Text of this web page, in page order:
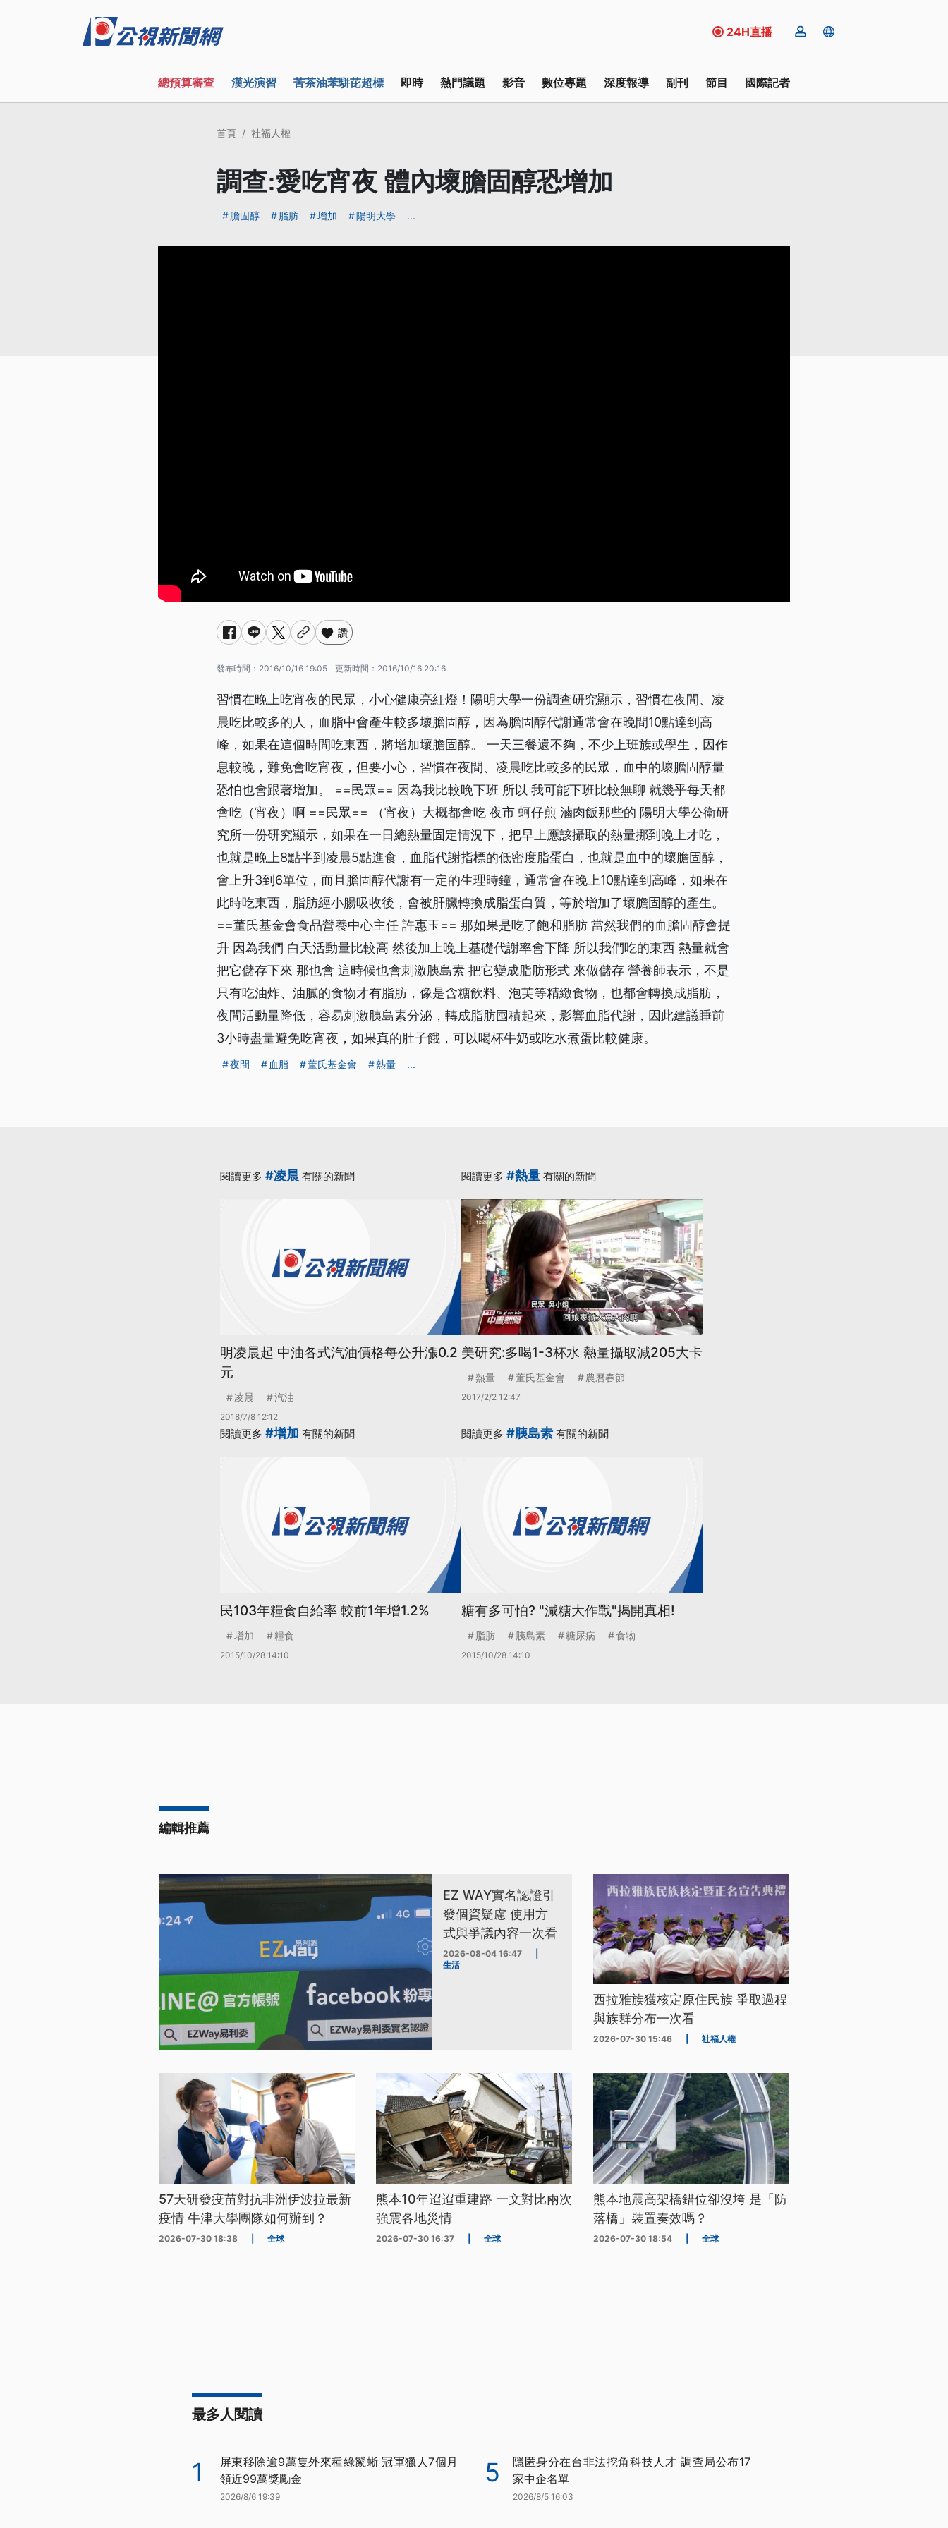
24H直播
總預算審查 漢光演習 苦茶油苯駢芘超標 即時 熱門議題 影音 數位專題 深度報導 副刊 節目 國際記者
首頁 社福人權
調查:愛吃宵夜 體內壞膽固醇恐增加
膽固醇 脂肪 增加 陽明大學 ...
讚
發布時間： 2016/10/16 19:05 更新時間： 2016/10/16 20:16
習慣在晚上吃宵夜的民眾，小心健康亮紅燈！陽明大學一份調查研究顯示，習慣在夜間、凌
晨吃比較多的人，血脂中會產生較多壞膽固醇，因為膽固醇代謝通常會在晚間10點達到高
峰，如果在這個時間吃東西，將增加壞膽固醇。 一天三餐還不夠，不少上班族或學生，因作
息較晚，難免會吃宵夜，但要小心，習慣在夜間、凌晨吃比較多的民眾，血中的壞膽固醇量
恐怕也會跟著增加。 ==民眾== 因為我比較晚下班 所以 我可能下班比較無聊 就幾乎每天都
會吃（宵夜）啊 ==民眾== （宵夜）大概都會吃 夜市 蚵仔煎 滷肉飯那些的 陽明大學公衛研
究所一份研究顯示，如果在一日總熱量固定情況下，把早上應該攝取的熱量挪到晚上才吃，
也就是晚上8點半到凌晨5點進食，血脂代謝指標的低密度脂蛋白，也就是血中的壞膽固醇，
會上升3到6單位，而且膽固醇代謝有一定的生理時鐘，通常會在晚上10點達到高峰，如果在
此時吃東西，脂肪經小腸吸收後，會被肝臟轉換成脂蛋白質，等於增加了壞膽固醇的產生。
==董氏基金會食品營養中心主任 許惠玉== 那如果是吃了飽和脂肪 當然我們的血膽固醇會提
升 因為我們 白天活動量比較高 然後加上晚上基礎代謝率會下降 所以我們吃的東西 熱量就會
把它儲存下來 那也會 這時候也會刺激胰島素 把它變成脂肪形式 來做儲存 營養師表示，不是
只有吃油炸、油膩的食物才有脂肪，像是含糖飲料、泡芙等精緻食物，也都會轉換成脂肪，
夜間活動量降低，容易刺激胰島素分泌，轉成脂肪囤積起來，影響血脂代謝，因此建議睡前
3小時盡量避免吃宵夜，如果真的肚子餓，可以喝杯牛奶或吃水煮蛋比較健康。
夜間 血脂 董氏基金會 熱量 ...
閱讀更多 #凌晨 有關的新聞
明凌晨起 中油各式汽油價格每公升漲0.2
元
凌晨 汽油
2018/7/8 12:12
閱讀更多 #熱量 有關的新聞
美研究:多喝1-3杯水 熱量攝取減205大卡
熱量 董氏基金會 農曆春節
2017/2/2 12:47
閱讀更多 #增加 有關的新聞
民103年糧食自給率 較前1年增1.2%
增加 糧食
2015/10/28 14:10
閱讀更多 #胰島素 有關的新聞
糖有多可怕? "減糖大作戰"揭開真相!
脂肪 胰島素 糖尿病 食物
2015/10/28 14:10
編輯推薦
EZ WAY實名認證引
發個資疑慮 使用方
式與爭議內容一次看
2026-08-04 16:47
生活
西拉雅族獲核定原住民族 爭取過程
與族群分布一次看
2026-07-30 15:46 社福人權
57天研發疫苗對抗非洲伊波拉最新
疫情 牛津大學團隊如何辦到？
2026-07-30 18:38 全球
熊本10年迢迢重建路 一文對比兩次
強震各地災情
2026-07-30 16:37 全球
熊本地震高架橋錯位卻沒垮 是「防
落橋」裝置奏效嗎？
2026-07-30 18:54 全球
最多人閱讀
1
屏東移除逾9萬隻外來種綠鬣蜥 冠軍獵人7個月
領近99萬獎勵金
2026/8/6 19:39
5
隱匿身分在台非法挖角科技人才 調查局公布17
家中企名單
2026/8/5 16:03